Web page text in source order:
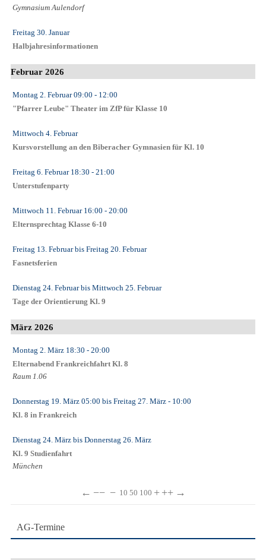
Gymnasium Aulendorf
Freitag 30. Januar
Halbjahresinformationen
Februar 2026
Montag 2. Februar09:00 - 12:00
"Pfarrer Leube" Theater im ZfP für Klasse 10
Mittwoch 4. Februar
Kursvorstellung an den Biberacher Gymnasien für Kl. 10
Freitag 6. Februar18:30 - 21:00
Unterstufenparty
Mittwoch 11. Februar16:00 - 20:00
Elternsprechtag Klasse 6-10
Freitag 13. Februarbis Freitag 20. Februar
Fasnetsferien
Dienstag 24. Februarbis Mittwoch 25. Februar
Tage der Orientierung Kl. 9
März 2026
Montag 2. März 18:30 - 20:00
Elternabend Frankreichfahrt Kl. 8
Raum 1.06
Donnerstag 19. März 05:00 bis Freitag 27. März - 10:00
Kl. 8 in Frankreich
Dienstag 24. März bis Donnerstag 26. März
Kl. 9 Studienfahrt
München
← −− − 10 50 100 + ++ →
AG-Termine